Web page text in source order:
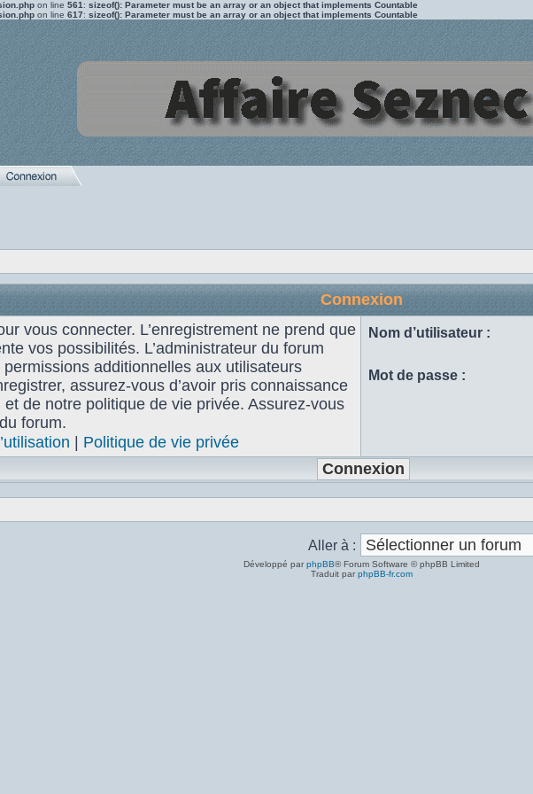
on line 561 : sizeof(): Parameter must be an array or an object that implements Countable
on line 617: sizeof(): Parameter must be an array or an object that implements Countable
Connexion
vous connecter. L’enregistrement ne prend que
vos possibilités. L’administrateur du forum
additionnelles aux utilisateurs
assurez-vous d’avoir pris connaissance
et de notre politique de vie privée. Assurez-vous
forum.
Politique de vie privée
Nom d’utilisateur :
Mot de passe :
Aller à :
Développé par phpBB® Forum Software © phpBB Limited
Traduit par phpBB-fr.com